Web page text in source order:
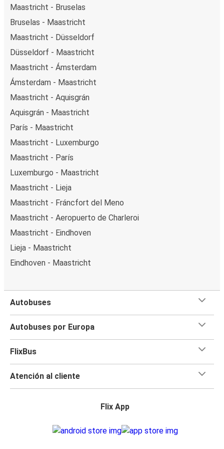
Maastricht - Bruselas
Bruselas - Maastricht
Maastricht - Düsseldorf
Düsseldorf - Maastricht
Maastricht - Ámsterdam
Ámsterdam - Maastricht
Maastricht - Aquisgrán
Aquisgrán - Maastricht
París - Maastricht
Maastricht - Luxemburgo
Maastricht - París
Luxemburgo - Maastricht
Maastricht - Lieja
Maastricht - Fráncfort del Meno
Maastricht - Aeropuerto de Charleroi
Maastricht - Eindhoven
Lieja - Maastricht
Eindhoven - Maastricht
Autobuses
Autobuses por Europa
FlixBus
Atención al cliente
Flix App